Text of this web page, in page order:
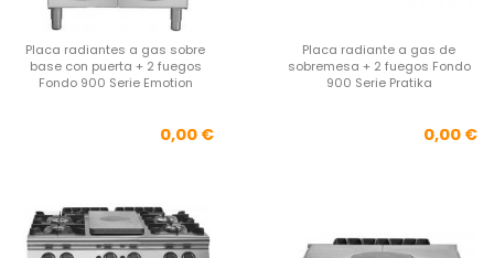
Placa radiantes a gas sobre
base con puerta + 2 fuegos
Fondo 900 Serie Emotion
Precio
0,00 €
Placa radiante a gas de
sobremesa + 2 fuegos Fondo
900 Serie Pratika
0,00 €